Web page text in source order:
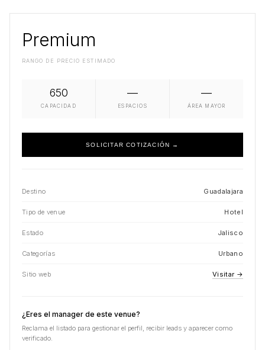
Premium
RANGO DE PRECIO ESTIMADO
650
CAPACIDAD
—
ESPACIOS
—
ÁREA MAYOR
SOLICITAR COTIZACIÓN →
Destino Guadalajara
Tipo de venue Hotel
Estado Jalisco
Categorías Urbano
Sitio web Visitar →
¿Eres el manager de este venue?
Reclama el listado para gestionar el perfil, recibir leads y aparecer como
verificado.